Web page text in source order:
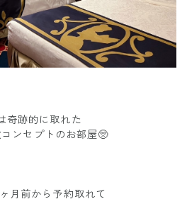
奇跡的に取れた
ンセプトのお部屋🥺
月前から予約取れて